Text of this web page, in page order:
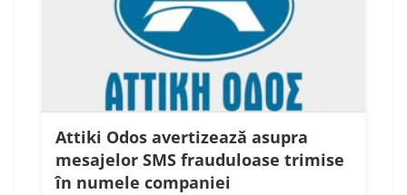
Attiki Odos avertizează asupra
mesajelor SMS frauduloase trimise
în numele companiei